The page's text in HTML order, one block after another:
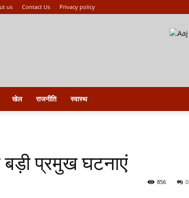
us Contact Us Privacy policy
खेल राजनीति स्वास्थ
प्रमुख घटनाएं
0
856